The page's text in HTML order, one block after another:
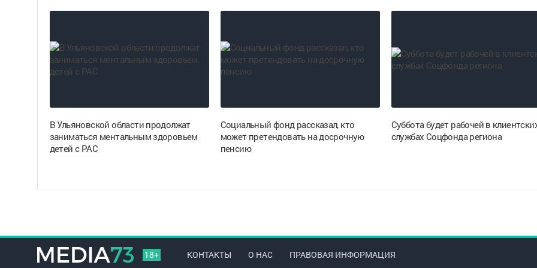
В Ульяновской области продолжат
заниматься ментальным здоровьем
детей с РАС
Социальный фонд рассказал, кто
может претендовать на досрочную
пенсию
Суббота будет рабочей в
службах Соцфонда региона
18+ КОНТАКТЫ О НАС ПРАВОВАЯ ИНФОРМАЦИЯ